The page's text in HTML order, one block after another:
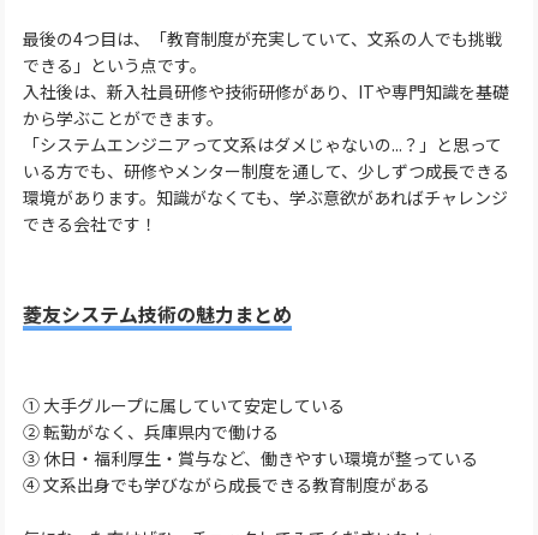
最後の4つ目は、「教育制度が充実していて、文系の人でも挑戦
できる」という点です。
入社後は、新入社員研修や技術研修があり、ITや専門知識を基礎
から学ぶことができます。
「システムエンジニアって文系はダメじゃないの...？」と思って
いる方でも、研修やメンター制度を通して、少しずつ成長できる
環境があります。知識がなくても、学ぶ意欲があればチャレンジ
できる会社です！
菱友システム技術の魅力まとめ
① 大手グループに属していて安定している
② 転勤がなく、兵庫県内で働ける
③ 休日・福利厚生・賞与など、働きやすい環境が整っている
④ 文系出身でも学びながら成長できる教育制度がある